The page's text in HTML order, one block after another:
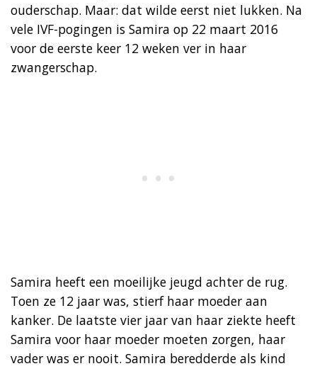
ouderschap. Maar: dat wilde eerst niet lukken. Na
vele IVF-pogingen is Samira op 22 maart 2016
voor de eerste keer 12 weken ver in haar
zwangerschap.
Samira heeft een moeilijke jeugd achter de rug.
Toen ze 12 jaar was, stierf haar moeder aan
kanker. De laatste vier jaar van haar ziekte heeft
Samira voor haar moeder moeten zorgen, haar
vader was er nooit. Samira beredderde als kind